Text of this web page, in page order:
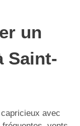
un
Saint-
avec